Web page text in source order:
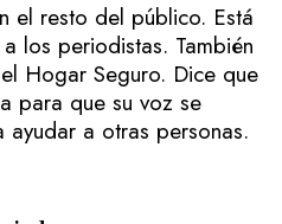
el resto del público. Está
los periodistas. También
Hogar Seguro. Dice que
para que su voz se
ayudar a otras personas.